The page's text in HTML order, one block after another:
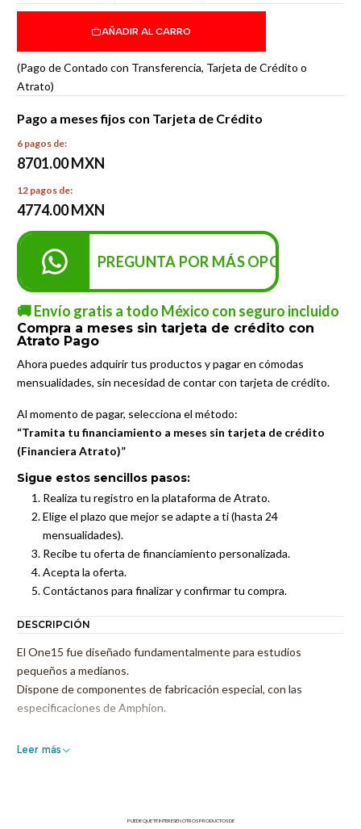
AÑADIR AL CARRO
(Pago de Contado con Transferencia, Tarjeta de Crédito o
Atrato)
Pago a meses fijos con Tarjeta de Crédito
6 pagos de:
8701.00 MXN
12 pagos de:
4774.00 MXN
PREGUNTA POR MÁS OPCIONES DE
🚚 Envío gratis a todo México con seguro incluido
Compra a meses sin tarjeta de crédito con
Atrato Pago
Ahora puedes adquirir tus productos y pagar en cómodas
mensualidades, sin necesidad de contar con tarjeta de crédito.
Al momento de pagar, selecciona el método:
“Tramita tu financiamiento a meses sin tarjeta de crédito
(Financiera Atrato)”
Sigue estos sencillos pasos:
Realiza tu registro en la plataforma de Atrato.
Elige el plazo que mejor se adapte a ti (hasta 24
mensualidades).
Recibe tu oferta de financiamiento personalizada.
Acepta la oferta.
Contáctanos para finalizar y confirmar tu compra.
DESCRIPCIÓN
El One15 fue diseñado fundamentalmente para estudios
pequeños a medianos.
Dispone de componentes de fabricación especial, con las
especificaciones de Amphion.
sintético, de densidad similar al granito), y gabinete cerrado con
Leer más
PUEDE QUE TE INTERESEN OTROS PRODUCTOS DE